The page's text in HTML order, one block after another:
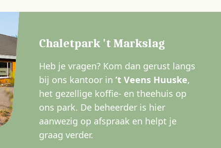
Chaletpark 't Markslag
Heb je vragen? Kom dan gerust langs
bij ons kantoor in ’t Veens Huuske,
het gezellige koffie- en theehuis op
ons park. De beheerder is hier
aanwezig op afspraak en helpt je
graag verder.